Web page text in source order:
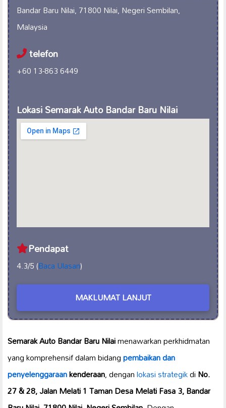
Bandar Baru Nilai, 71800 Nilai, Negeri Sembilan,
Malaysia
telefon
+60 13-863 6449
Lokasi Semarak Auto Bandar Baru Nilai
Pendapat
4.3/5 (Baca Ulasan)
MAKLUMAT LANJUT
Semarak Auto Bandar Baru Nilaimenawarkan perkhidmatan
yang komprehensif dalam bidangpembaikan dan
penyelenggaraankenderaan, denganlokasi strategikdiNo.
27 & 28, Jalan Melati 1 Taman Desa Melati Fasa 3, Bandar